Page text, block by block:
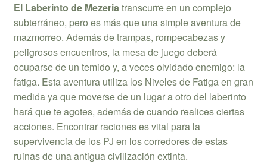
El Laberinto de Mezeriatranscurre en un complejo
subterráneo, pero es más que una simple aventura de
mazmorreo. Además de trampas, rompecabezas y
peligrosos encuentros, la mesa de juego deberá
ocuparse de un temido y, a veces olvidado enemigo: la
fatiga. Esta aventura utiliza los Niveles de Fatiga en gran
medida ya que moverse de un lugar a otro del laberinto
hará que te agotes, además de cuando realices ciertas
acciones. Encontrar raciones es vital para la
supervivencia de los PJ en los corredores de estas
ruinas de una antigua civilización extinta.